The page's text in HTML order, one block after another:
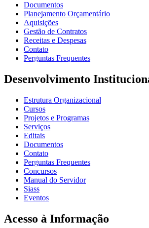
Documentos
Planejamento Orçamentário
Aquisições
Gestão de Contratos
Receitas e Despesas
Contato
Perguntas Frequentes
Desenvolvimento
Estrutura Organizacional
Cursos
Projetos e Programas
Serviços
Editais
Documentos
Contato
Perguntas Frequentes
Concursos
Manual do Servidor
Siass
Eventos
Acesso à Informação